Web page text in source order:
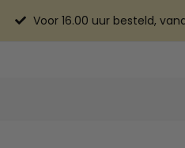
Voor 16.00 uur besteld,